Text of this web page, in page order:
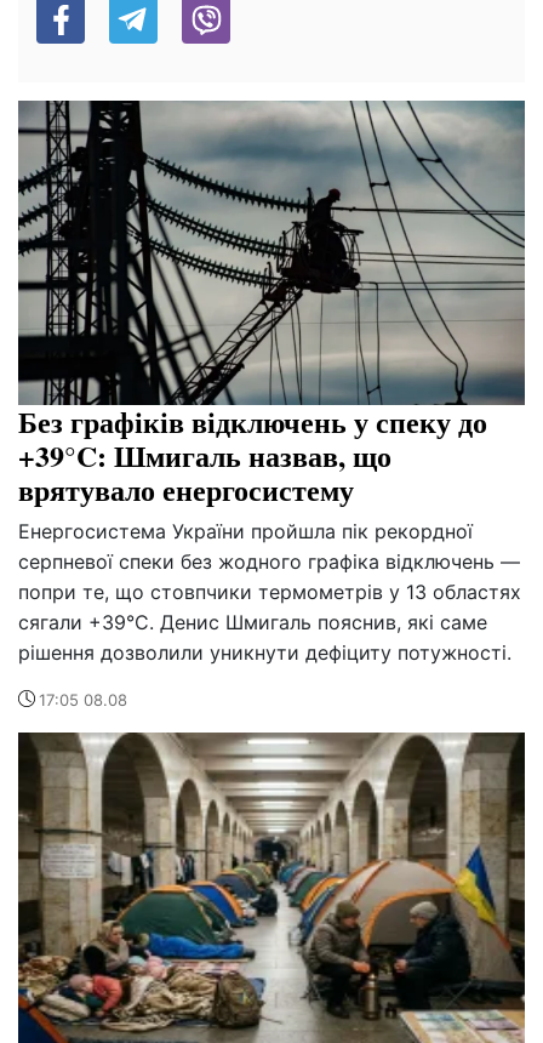
Без графіків відключень у спеку до
+39°C: Шмигаль назвав, що
врятувало енергосистему
Енергосистема України пройшла пік рекордної
серпневої спеки без жодного графіка відключень —
попри те, що стовпчики термометрів у 13 областях
сягали +39°C. Денис Шмигаль пояснив, які саме
рішення дозволили уникнути дефіциту потужності.
17:05 08.08